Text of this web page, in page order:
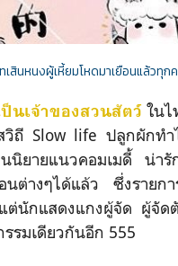
สินหนงผู้เหี้ยมโหดมาเยือนแล้วทุก
ป็นเจ้าของสวนสัตว์ในไ
วิถี Slow life ปลูกผักทำ
นิยายแนวคอมเมดี้ น่า
นต่างๆได้แล้ว ซึ่งรายก
ต่นักแสดงแกงผู้จัด ผู้จัด
รมเดียวกันอีก 555